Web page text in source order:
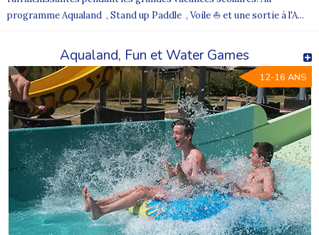
programme Aqualand , Stand up Paddle , Voile ⛵ et une sortie à l'A...
Aqualand, Fun et Water Games
12-16 ANS